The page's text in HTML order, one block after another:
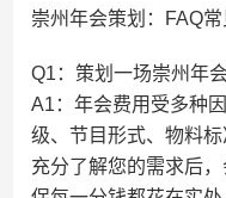
崇州年会策划：FAQ
Q1：策划一场崇州年
A1：年会费用受多种
级、节目形式、物料
充分了解您的需求后